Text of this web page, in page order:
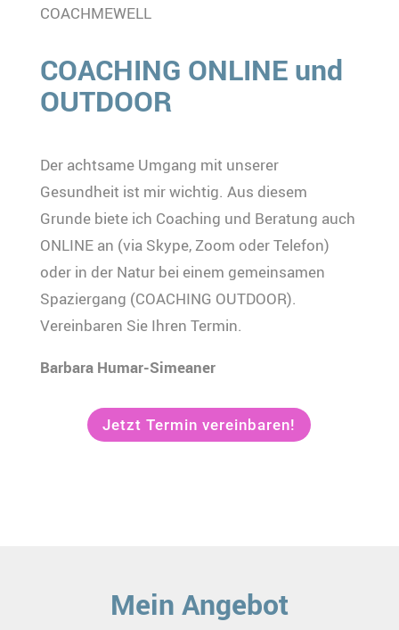
COACHMEWELL
COACHING ONLINE und
OUTDOOR
Der achtsame Umgang mit unserer
Gesundheit ist mir wichtig. Aus diesem
Grunde biete ich Coaching und Beratung auch
ONLINE an (via Skype, Zoom oder Telefon)
oder in der Natur bei einem gemeinsamen
Spaziergang (COACHING OUTDOOR).
Vereinbaren Sie Ihren Termin.
Barbara Humar-Simeaner
Jetzt Termin vereinbaren!
Mein Angebot